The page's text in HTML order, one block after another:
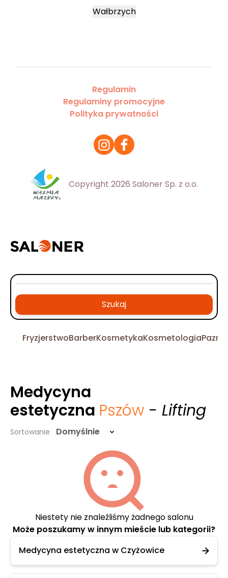
Wałbrzych
Regulamin
Regulaminy promocyjne
Polityka prywatności
Copyright 2026 Saloner Sp. z o.o.
Szukaj
FryzjerstwoBarberKosmetykaKosmetologia
Medycyna
estetyczna Pszów - Lifting
Sortowanie Domyślnie
Niestety nie znaleźliśmy żadnego salonu
Może poszukamy w innym mieście lub kategorii?
Medycyna estetyczna w Czyżowice